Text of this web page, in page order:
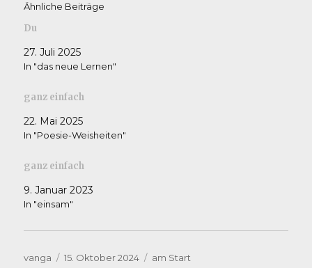
Ähnliche Beiträge
Du
27. Juli 2025
In "das neue Lernen"
ganz einfach
22. Mai 2025
In "Poesie-Weisheiten"
ganz einfach
9. Januar 2023
In "einsam"
Autor
vanga
Veröffentlicht
15. Oktober 2024 Kategorien
am Start